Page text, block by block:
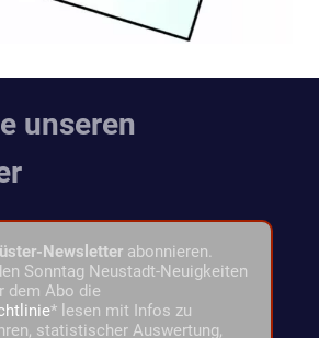
unseren
Newsletter abonnieren.
Sonntag Neustadt-Neuigkeiten
dem Abo die
* lesen mit Infos zu
statistischer Auswertung,